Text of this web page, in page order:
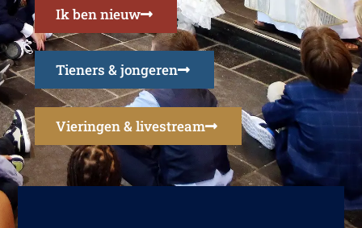
Ik ben nieuw
Tieners & jongeren
Vieringen & livestream